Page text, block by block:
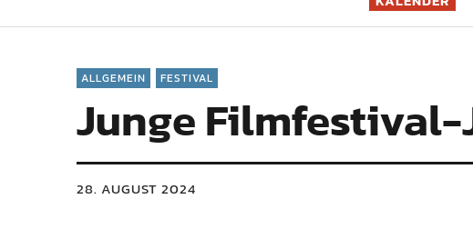
ALLGEMEIN FESTIVAL
Junge
28. AUGUST 2024